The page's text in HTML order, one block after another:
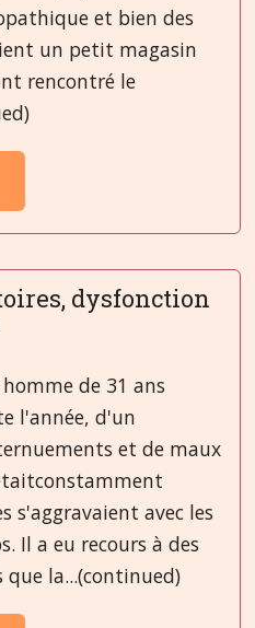
et bien des
un petit magasin
rencontré le
dysfonction
de 31 ans
l'année, d'un
et de maux
s'aggravaient avec les
Il a eu recours à des
la...(continued)